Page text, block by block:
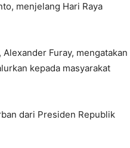
menjelang Hari Raya
Furay, mengatakan
kepada masyarakat
dari Presiden Republik